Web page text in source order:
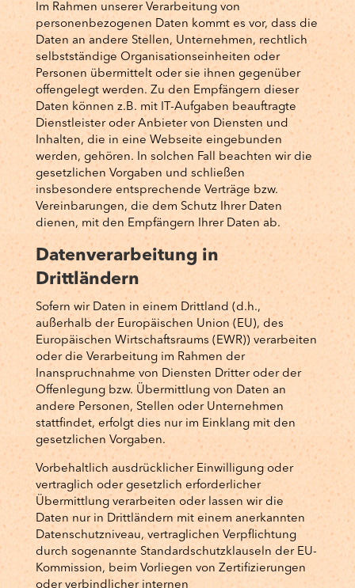
Im Rahmen unserer Verarbeitung von
personenbezogenen Daten kommt es vor, dass die
Daten an andere Stellen, Unternehmen, rechtlich
selbstständige Organisationseinheiten oder
Personen übermittelt oder sie ihnen gegenüber
offengelegt werden. Zu den Empfängern dieser
Daten können z.B. mit IT-Aufgaben beauftragte
Dienstleister oder Anbieter von Diensten und
Inhalten, die in eine Webseite eingebunden
werden, gehören. In solchen Fall beachten wir die
gesetzlichen Vorgaben und schließen
insbesondere entsprechende Verträge bzw.
Vereinbarungen, die dem Schutz Ihrer Daten
dienen, mit den Empfängern Ihrer Daten ab.
Datenverarbeitung in
Drittländern
Sofern wir Daten in einem Drittland (d.h.,
außerhalb der Europäischen Union (EU), des
Europäischen Wirtschaftsraums (EWR)) verarbeiten
oder die Verarbeitung im Rahmen der
Inanspruchnahme von Diensten Dritter oder der
Offenlegung bzw. Übermittlung von Daten an
andere Personen, Stellen oder Unternehmen
stattfindet, erfolgt dies nur im Einklang mit den
gesetzlichen Vorgaben.
Vorbehaltlich ausdrücklicher Einwilligung oder
vertraglich oder gesetzlich erforderlicher
Übermittlung verarbeiten oder lassen wir die
Daten nur in Drittländern mit einem anerkannten
Datenschutzniveau, vertraglichen Verpflichtung
durch sogenannte Standardschutzklauseln der EU-
Kommission, beim Vorliegen von Zertifizierungen
oder verbindlicher internen